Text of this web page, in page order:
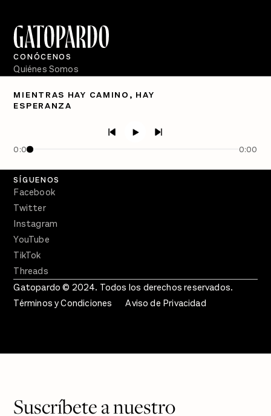
MIENTRAS HAY CAMINO, HAY
ESPERANZA
0:00 0:00
CONÓCENOS
Quiénes Somos
PÓDCASTS
Crecer en Distopía
SÍGUENOS
Facebook
Twitter
Instagram
YouTube
TikTok
Threads
Gatopardo © 2024. Todos los derechos reservados.
Términos y Condiciones
Aviso de Privacidad
Suscríbete a nuestro